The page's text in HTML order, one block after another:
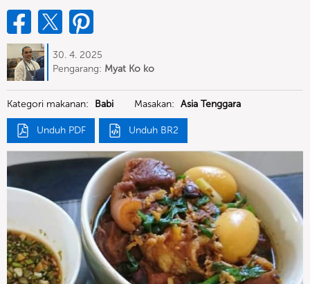
30. 4. 2025
Pengarang: Myat Ko ko
Kategori makanan: Babi Masakan: Asia Tenggara
Unduh PDF Unduh BR2